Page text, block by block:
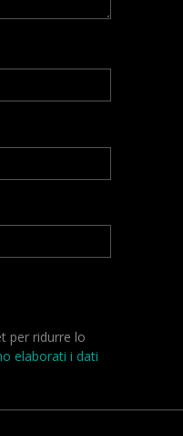
per ridurre lo
elaborati i dati